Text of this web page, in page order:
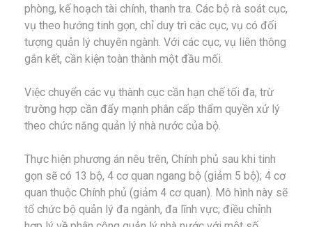
phòng, kế hoạch tài chính, thanh tra. Các bộ rà soát cục,
vụ theo hướng tinh gọn, chỉ duy trì các cục, vụ có đối
tượng quản lý chuyên ngành. Với các cục, vụ liên thông
gắn kết, cần kiện toàn thành một đầu mối.
Việc chuyển các vụ thành cục cần hạn chế tối đa, trừ
trường hợp cần đẩy mạnh phân cấp thẩm quyền xử lý
theo chức năng quản lý nhà nước của bộ.
Thực hiện phương án nêu trên, Chính phủ sau khi tinh
gọn sẽ có 13 bộ, 4 cơ quan ngang bộ (giảm 5 bộ); 4 cơ
quan thuộc Chính phủ (giảm 4 cơ quan). Mô hình này sẽ
tổ chức bộ quản lý đa ngành, đa lĩnh vực; điều chỉnh